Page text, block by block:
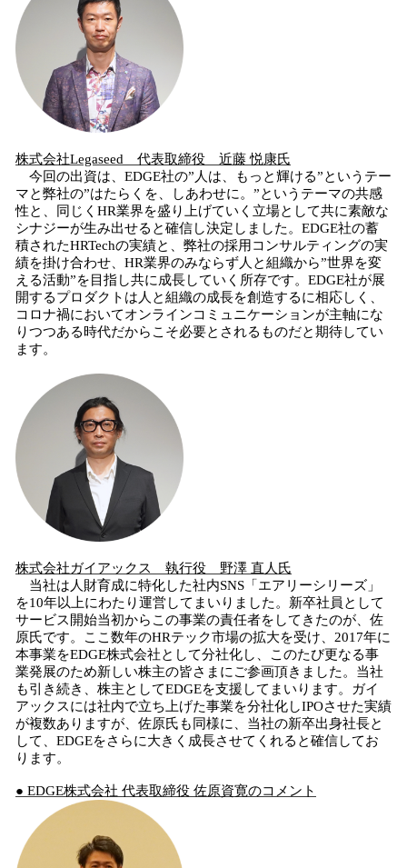
株式会社Legaseed 代表取締役 近藤 悦康氏
今回の出資は、EDGE社の”人は、もっと輝ける”というテー
マと弊社の”はたらくを、しあわせに。”というテーマの共感
性と、同じくHR業界を盛り上げていく立場として共に素敵な
シナジーが生み出せると確信し決定しました。EDGE社の蓄
積されたHRTechの実績と、弊社の採用コンサルティングの実
績を掛け合わせ、HR業界のみならず人と組織から”世界を変
える活動”を目指し共に成長していく所存です。EDGE社が展
開するプロダクトは人と組織の成長を創造するに相応しく、
コロナ禍においてオンラインコミュニケーションが主軸にな
りつつある時代だからこそ必要とされるものだと期待してい
ます。
株式会社ガイアックス 執行役 野澤 直人 氏
当社は人財育成に特化した社内SNS「エアリーシリーズ」
を10年以上にわたり運営してまいりました。新卒社員として
サービス開始当初からこの事業の責任者をしてきたのが、佐
原氏です。ここ数年のHRテック市場の拡大を受け、2017年に
本事業をEDGE株式会社として分社化し、このたび更なる事
業発展のため新しい株主の皆さまにご参画頂きました。当社
も引き続き、株主としてEDGEを支援してまいります。ガイ
アックスには社内で立ち上げた事業を分社化しIPOさせた実績
が複数ありますが、佐原氏も同様に、当社の新卒出身社長と
して、EDGEをさらに大きく成長させてくれると確信してお
ります。
● EDGE株式会社 代表取締役 佐原資寛のコメント